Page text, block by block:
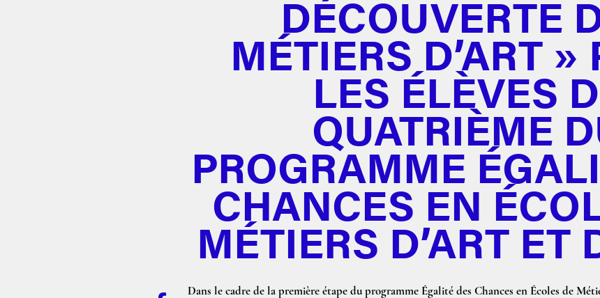
DÉCOUVERTE
MÉTIERS D’ART »
LES ÉLÈVES
QUATRIÈME
PROGRAMME
CHANCES EN
MÉTIERS D’ART ET
Dans le cadre de la première étape du programme Égalité des Chances en Écoles de